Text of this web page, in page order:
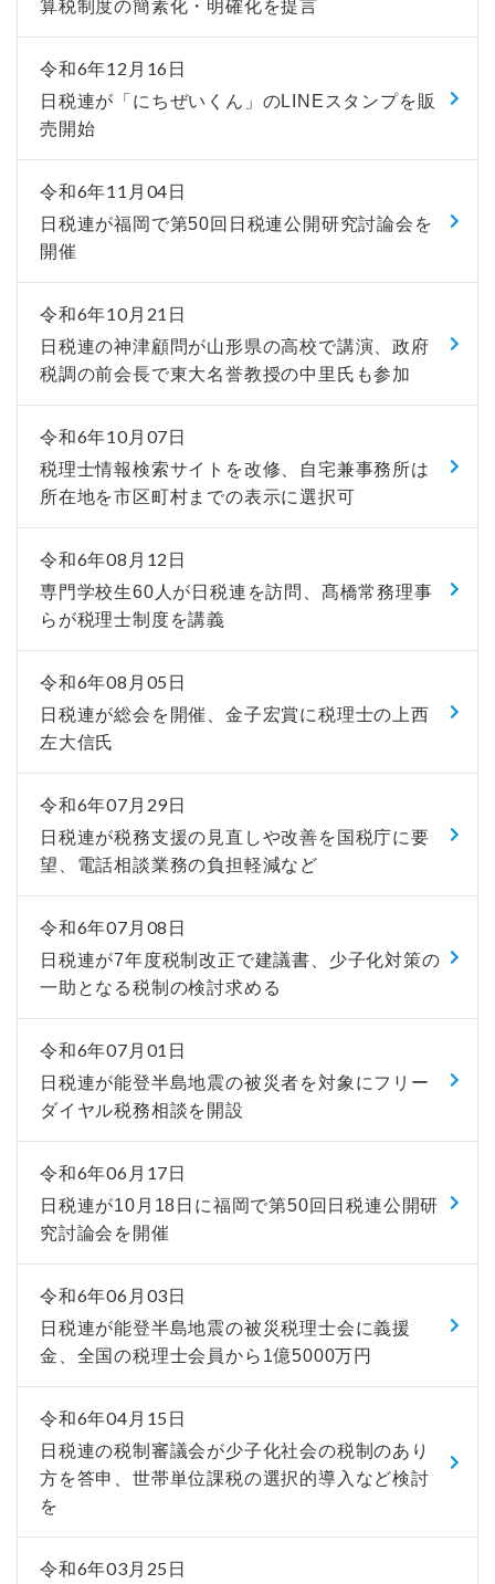
算税制度の簡素化・明確化を提言
令和6年12月16日
日税連が「にちぜいくん」のLINEスタンプを販
売開始
令和6年11月04日
日税連が福岡で第50回日税連公開研究討論会を
開催
令和6年10月21日
日税連の神津顧問が山形県の高校で講演、政府
税調の前会長で東大名誉教授の中里氏も参加
令和6年10月07日
税理士情報検索サイトを改修、自宅兼事務所は
所在地を市区町村までの表示に選択可
令和6年08月12日
専門学校生60人が日税連を訪問、髙橋常務理事
らが税理士制度を講義
令和6年08月05日
日税連が総会を開催、金子宏賞に税理士の上西
左大信氏
令和6年07月29日
日税連が税務支援の見直しや改善を国税庁に要
望、電話相談業務の負担軽減など
令和6年07月08日
日税連が7年度税制改正で建議書、少子化対策の
一助となる税制の検討求める
令和6年07月01日
日税連が能登半島地震の被災者を対象にフリー
ダイヤル税務相談を開設
令和6年06月17日
日税連が10月18日に福岡で第50回日税連公開研
究討論会を開催
令和6年06月03日
日税連が能登半島地震の被災税理士会に義援
金、全国の税理士会員から1億5000万円
令和6年04月15日
日税連の税制審議会が少子化社会の税制のあり
方を答申、世帯単位課税の選択的導入など検討
を
令和6年03月25日